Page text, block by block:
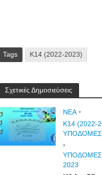
Tags Κ14 (2022-2023)
Σχετικές Δημοσιεύσεις
NEA •
Κ14 (2022-
ΥΠΟΔΟΜΕΣ
•
ΥΠΟΔΟΜΕΣ
2023